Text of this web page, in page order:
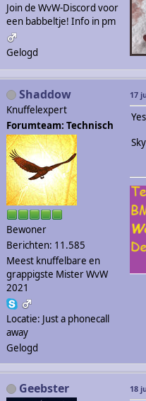
Join de WvW-Discord voor
een babbeltje! Info in pm
Gelogd
Shaddow
Knuffelexpert
Forumteam: Technisch
Bewoner
Berichten: 11.585
Meest knuffelbare en
grappigste Mister WvW
2021
Locatie: Just a phonecall
away
Gelogd
17
Geebster 18